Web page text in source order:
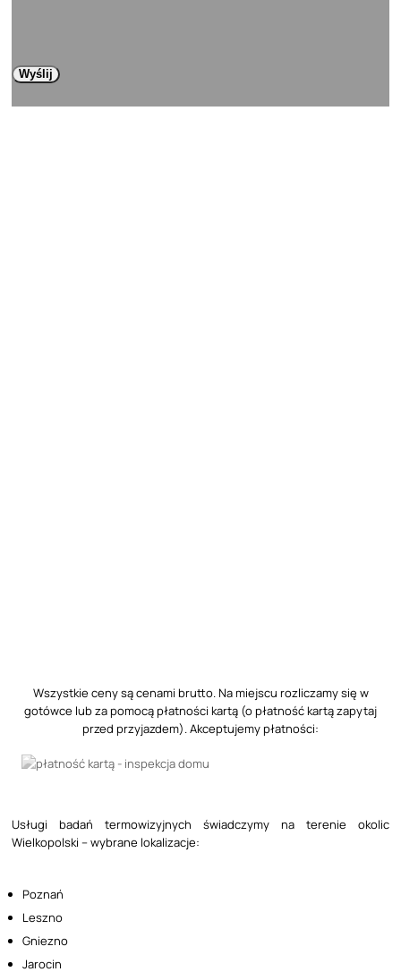
Wszystkie ceny są cenami brutto. Na miejscu rozliczamy się w
gotówce lub za pomocą płatności kartą (o płatność kartą zapytaj
przed przyjazdem). Akceptujemy płatności:
Usługi badań termowizyjnych świadczymy na terenie okolic
Wielkopolski – wybrane lokalizacje:
Poznań
Leszno
Gniezno
Jarocin